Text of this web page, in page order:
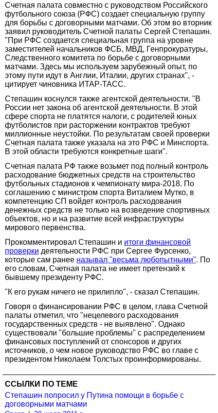
Счетная палата совместно с руководством Российского
футбольного союза (РФС) создает специальную группу
для борьбы с договорными матчами. Об этом во вторник
заявил руководитель Счетной палаты Сергей Степашин.
"При РФС создается специальная группа на уровне
заместителей начальников ФСБ, МВД, Генпрокуратуры,
Следственного комитета по борьбе с договорными
матчами. Здесь мы используем зарубежный опыт, по
этому пути идут в Англии, Италии, других странах", -
цитирует чиновника ИТАР-ТАСС.
Степашин коснулся также агентской деятельности. "В
России нет закона об агентской деятельности. В этой
сфере спорта не платятся налоги, с родителей юных
футболистов при расторжении контрактов требуют
миллионные неустойки. По результатам своей проверки
Счетная палата также указала на это РФС и Минспорта.
В этой области требуются конкретные шаги".
Счетная палата РФ также возьмет под полный контроль
расходование бюджетных средств на строительство
футбольных стадионов к чемпионату мира-2018. По
соглашению с министром спорта Виталием Мутко, в
компетенцию CП войдет контроль расходования
денежных средств не только на возведение спортивных
объектов, но и на развитие всей инфраструктуры
мирового первенства.
Прокомментировал Степашин и итоги финансовой
проверки деятельности РФС при Сергее Фурсенко,
которые сам ранее называл "весьма любопытными". По
его словам, Счетная палата не имеет претензий к
бывшему президенту РФС.
"К его рукам ничего не прилипло", - сказал Степашин.
Говоря о финансировании РФС в целом, глава Счетной
палаты отметил, что "нецелевого расходования
государственных средств - не выявлено". Однако
существовали "большие проблемы" с распределением
финансовых поступлений от спонсоров и других
источников, о чем новое руководство РФС во главе с
президентом Николаем Толстых проинформированы.
ССЫЛКИ ПО ТЕМЕ
Степашин попросил у Путина помощи в борьбе с
договорными матчами